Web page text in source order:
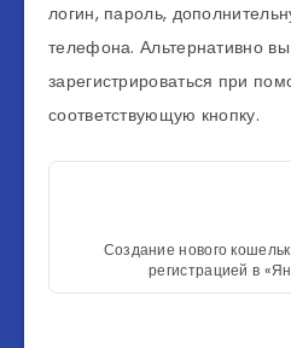
логин, пароль,
телефона. Альтернативно
зарегистрироваться при
соответствующую кнопку.
Создание нового
регистрацией в